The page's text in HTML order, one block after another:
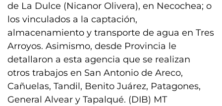
de La Dulce (Nicanor Olivera), en Necochea; o
los vinculados a la captación,
almacenamiento y transporte de agua en Tres
Arroyos. Asimismo, desde Provincia le
detallaron a esta agencia que se realizan
otros trabajos en San Antonio de Areco,
Cañuelas, Tandil, Benito Juárez, Patagones,
General Alvear y Tapalqué. (DIB) MT